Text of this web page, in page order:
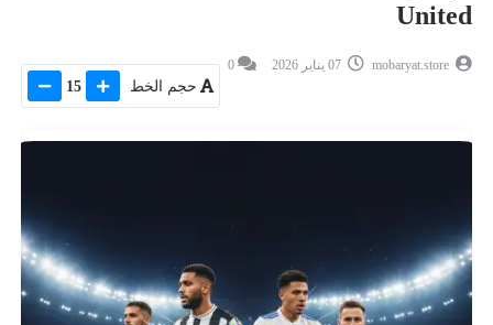
United
mobaryat.store
0
حجم الخط 15